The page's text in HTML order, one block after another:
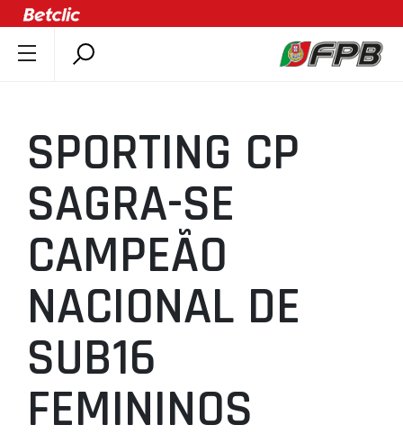
ÚLTIMAS
COMPETIÇÕES
ASSOCIAÇÕES
CLUBES
AGENTES
AGENDA
SELEÇÕES
MINIBASQUETE
ÁREA TÉCNICA
SPORTING CP
SAGRA-SE
CAMPEÃO
NACIONAL DE
SUB16
FEMININOS